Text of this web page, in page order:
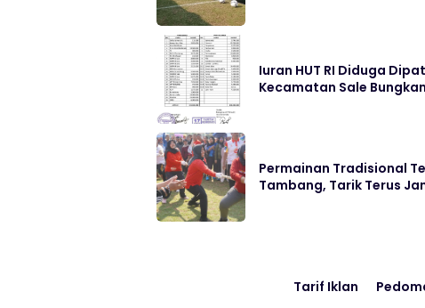
Iuran HUT RI Diduga
Kecamatan Sale
Permainan Tradisional
Tambang, Tarik Terus
Tarif Iklan